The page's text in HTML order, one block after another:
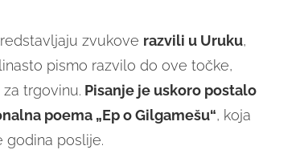
zvukove razvili u Uruku,
pismo razvilo do ove točke,
trgovinu. Pisanje je uskoro postalo
poema „Ep o Gilgamešu“, koja
godina poslije.